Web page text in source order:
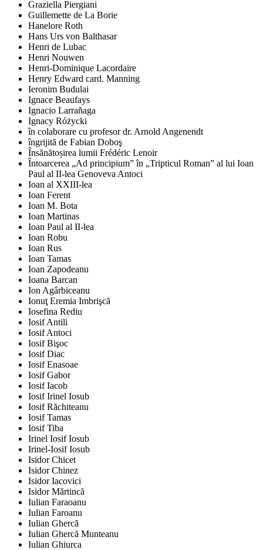
Graziella Piergiani
Guillemette de La Borie
Hanelore Roth
Hans Urs von Balthasar
Henri de Lubac
Henri Nouwen
Henri-Dominique Lacordaire
Henry Edward card. Manning
Ieronim Budulai
Ignace Beaufays
Ignacio Larrañaga
Ignacy Różycki
în colaborare cu profesor dr. Arnold Angenendt
îngrijită de Fabian Doboş
Însănătoșirea lumii Frédéric Lenoir
Întoarcerea „Ad principium” în „Tripticul Roman” al lui Ioan
Paul al II-lea Genoveva Antoci
Ioan al XXIII-lea
Ioan Ferent
Ioan M. Bota
Ioan Martinas
Ioan Paul al II-lea
Ioan Robu
Ioan Rus
Ioan Tamas
Ioan Zapodeanu
Ioana Barcan
Ion Agârbiceanu
Ionuţ Eremia Imbrişcă
Iosefina Rediu
Iosif Antili
Iosif Antoci
Iosif Bişoc
Iosif Diac
Iosif Enasoae
Iosif Gabor
Iosif Iacob
Iosif Irinel Iosub
Iosif Răchiteanu
Iosif Tamas
Iosif Tiba
Irinel Iosif Iosub
Irinel-Iosif Iosub
Isidor Chicet
Isidor Chinez
Isidor Iacovici
Isidor Mărtincă
Iulian Faraoanu
Iulian Faroanu
Iulian Ghercă
Iulian Ghercă Munteanu
Iulian Ghiurca